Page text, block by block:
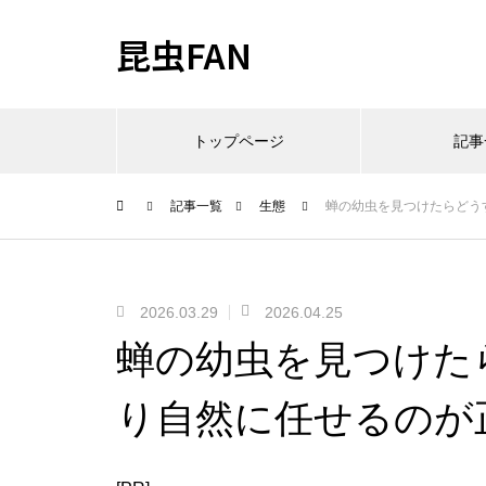
昆虫FAN
トップページ 記
記事一覧 生態 蝉の幼虫を見つけたらど
2026.03.29 2026.04.25
蝉の幼虫を見つけ
り自然に任せるのが